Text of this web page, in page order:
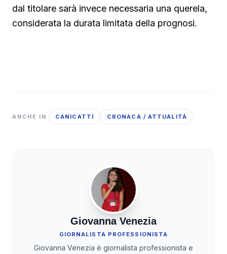
dal titolare sarà invece necessaria una querela,
considerata la durata limitata della prognosi.
ANCHE IN CANICATTÌ CRONACA / ATTUALITÀ
Giovanna Venezia
GIORNALISTA PROFESSIONISTA
Giovanna Venezia è giornalista professionista e